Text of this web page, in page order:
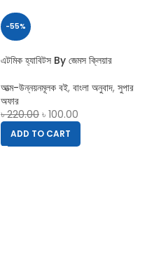
-55%
এটমিক হ্যাবিটস By জেমস ক্লিয়ার
আত্ম-উন্নয়নমূলক বই, বাংলা অনুবাদ, সুপার
অফার
৳220.00 ৳ 100.00
ADD TO CART